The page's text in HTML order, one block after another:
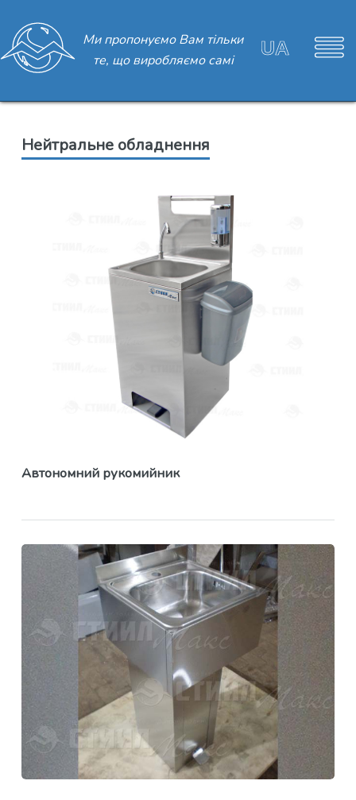
Ми пропонуємо Вам тільки
те, що виробляємо самі
Нейтральне обладнення
Автономний рукомийник